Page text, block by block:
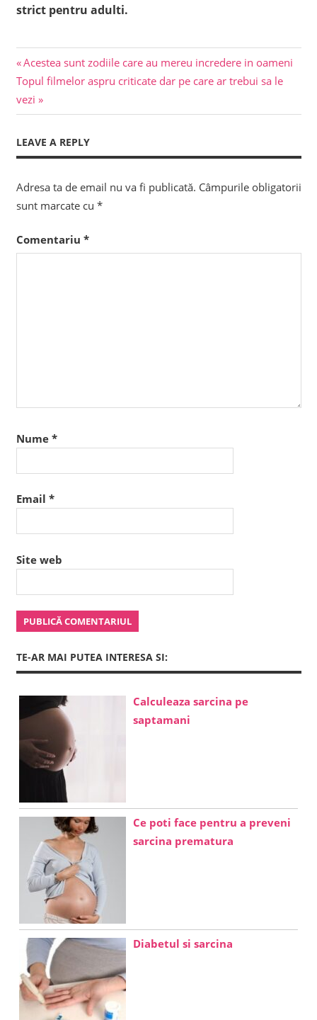
strict pentru adulti.
Navigare
în
articole
Previous
Post:
Acestea sunt zodiile care au mereu incredere in oameni
Next
Post:
Topul filmelor aspru criticate dar pe care ar trebui sa le
vezi
LEAVE A REPLY
Adresa ta de email nu va fi publicată. Câmpurile obligatorii
sunt marcate cu *
Comentariu *
Nume *
Email *
Site web
TE-AR MAI PUTEA INTERESA SI:
Calculeaza sarcina pe
saptamani
Ce poti face pentru a preveni
sarcina prematura
Diabetul si sarcina